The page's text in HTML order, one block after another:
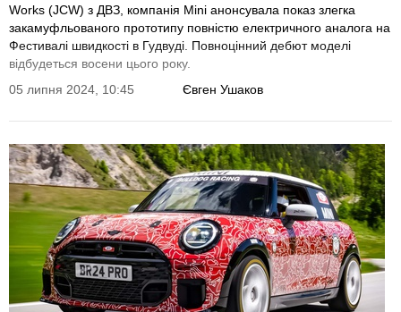
Works (JCW) з ДВЗ, компанія Mini анонсувала показ злегка
закамуфльованого прототипу повністю електричного аналога на
Фестивалі швидкості в Гудвуді. Повноцінний дебют моделі
відбудеться восени цього року.
Євген Ушаков
05 липня 2024, 10:45